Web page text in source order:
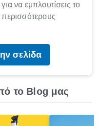
να εμπλουτίσεις το
σελίδα
το Blog μας